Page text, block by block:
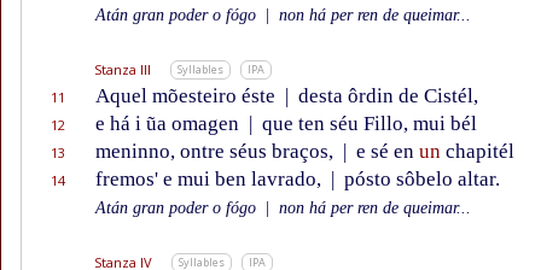
Atán gran poder o fógo non há per ren de queimar...
Stanza III Syllables IPA
11 Aquel mõesteiro éste | desta ôrdin de Cistél,
12 e há i ũa omagen | que ten séu Fillo, mui bél
13 meninno, ontre séus braços, | e sé en un chapitél
14 fremos' e mui ben lavrado, | pósto sôbelo altar.
Atán gran poder o fógo non há per ren de queimar...
Stanza IV Syllables IPA